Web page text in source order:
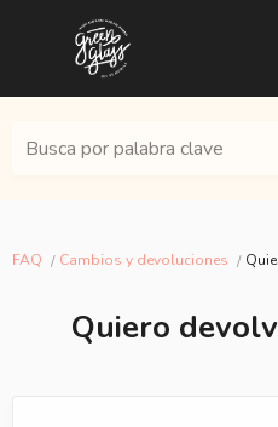
Busca por palabra clave
FAQ Cambios y devoluciones
Quiero